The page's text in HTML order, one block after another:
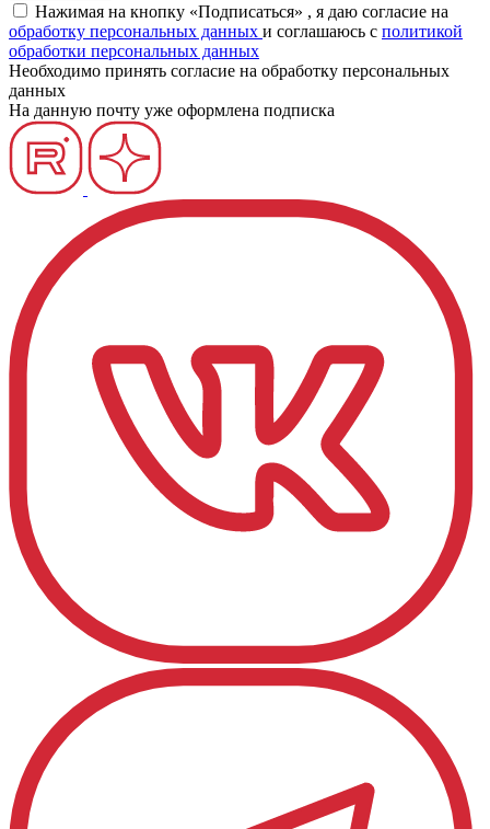
Нажимая на кнопку «Подписаться» , я даю согласие на
обработку персональных данных и соглашаюсь c политикой
обработки персональных данных
Необходимо принять согласие на обработку персональных
данных
На данную почту уже оформлена подписка